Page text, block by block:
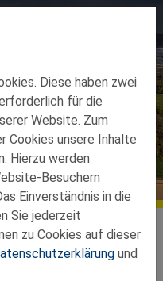
Petzenkirchen
Diese haben zwei
für die
Website. Zum
Cookies unsere Inhalte
Hierzu werden
Besuchern
Einverständnis in die
Sie jederzeit
zu Cookies auf dieser
und